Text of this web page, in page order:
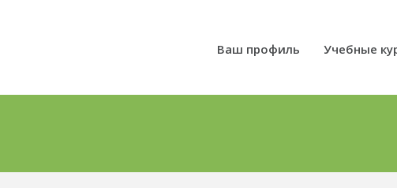
Ваш профиль Учебные